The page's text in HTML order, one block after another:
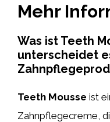
Mehr
Was ist Teeth
unterscheidet
Teeth Mousse ist
Zahnpflegecreme,